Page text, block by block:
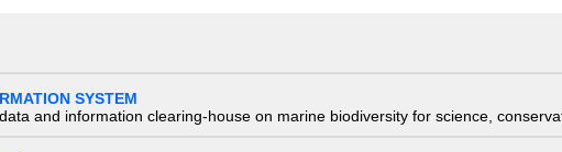
SYSTEM
and information clearing-house on marine biodiversity for science,